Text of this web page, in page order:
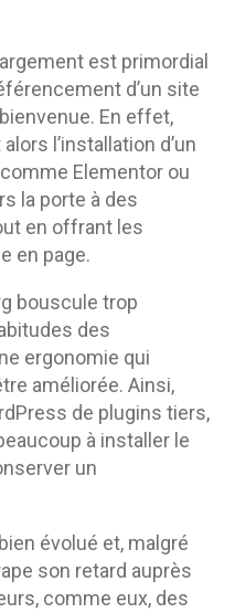
est primordial
d’un site
En effet,
l’installation d’un
Elementor ou
la porte à des
en offrant les
en page.
bouscule trop
des
ergonomie qui
améliorée. Ainsi,
de plugins tiers,
à installer le
un
évolué et, malgré
son retard auprès
comme eux, des